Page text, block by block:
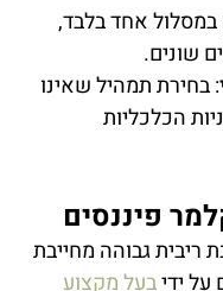
אחד בלבד,
שונים.
: בחירת תמהיל שאינו
הכלכליות
פיננסים
ריבית גבוהה מחייבת
ידיבעל מקצוע